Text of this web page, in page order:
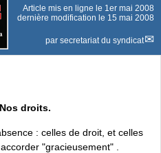
Article mis en ligne le 1er mai 2008
dernière modification le 15 mai 2008
par secretariat du syndicat
droits.
: celles de droit, et celles
"gracieusement" .